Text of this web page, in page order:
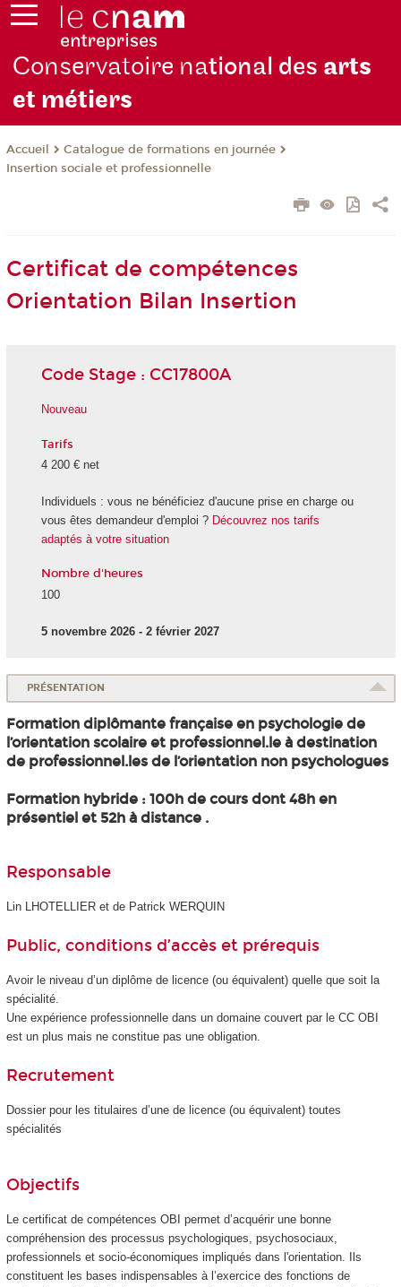
Conservatoire national des arts
et métiers
Accueil
Catalogue de formations en journée
Insertion sociale et professionnelle
Certificat de compétences
Orientation Bilan Insertion
Code Stage : CC17800A
Nouveau
Tarifs
4 200 € net
Individuels : vous ne bénéficiez d'aucune prise en charge ou
vous êtes demandeur d'emploi ? Découvrez nos tarifs
adaptés à votre situation
Nombre d'heures
100
5 novembre 2026 - 2 février 2027
PRÉSENTATION
Formation diplômante française en psychologie de
l’orientation scolaire et professionnel.le à destination
de professionnel.les de l’orientation non psychologues
Formation hybride : 100h de cours dont 48h en
présentiel et 52h à distance .
Responsable
Lin LHOTELLIER et de Patrick WERQUIN
Public, conditions d’accès et prérequis
Avoir le niveau d’un diplôme de licence (ou équivalent) quelle que soit la
spécialité.
Une expérience professionnelle dans un domaine couvert par le CC OBI
est un plus mais ne constitue pas une obligation.
Recrutement
Dossier pour les titulaires d’une de licence (ou équivalent) toutes
spécialités
Objectifs
Le certificat de compétences OBI permet d’acquérir une bonne
compréhension des processus psychologiques, psychosociaux,
professionnels et socio-économiques impliqués dans l'orientation. Ils
constituent les bases indispensables à l’exercice des fonctions de